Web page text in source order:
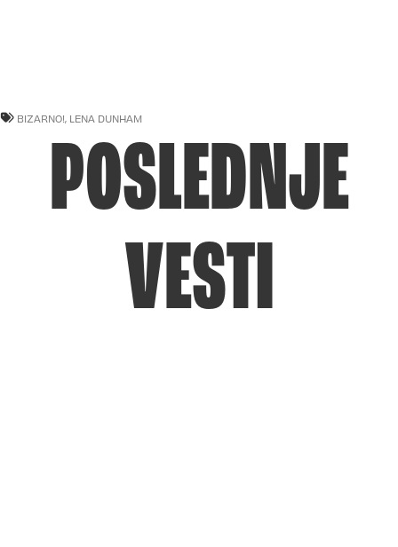
BIZARNO!, LENA DUNHAM
POSLEDNJE
VESTI